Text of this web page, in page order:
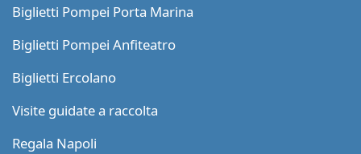
Biglietti Pompei Porta Marina
Biglietti Pompei Anfiteatro
Biglietti Ercolano
Visite guidate a raccolta
Regala Napoli